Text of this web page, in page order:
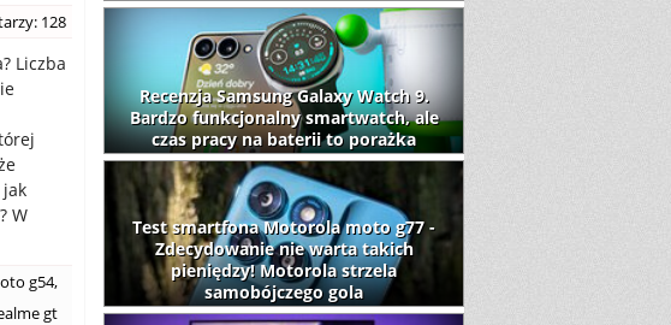
128
Liczba
W
g54,
gt
Recenzja Samsung Galaxy Watch 9.
Bardzo funkcjonalny smartwatch, ale
czas pracy na baterii to porażka
Test smartfona Motorola moto g77 -
Zdecydowanie nie warta takich
pieniędzy! Motorola strzela
samobójczego gola